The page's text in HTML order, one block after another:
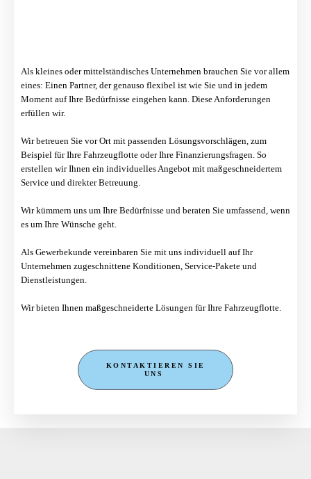
Als kleines oder mittelständisches Unternehmen brauchen Sie vor allem
eines: Einen Partner, der genauso flexibel ist wie Sie und in jedem
Moment auf Ihre Bedürfnisse eingehen kann. Diese Anforderungen
erfüllen wir.
Wir betreuen Sie vor Ort mit passenden Lösungsvorschlägen, zum
Beispiel für Ihre Fahrzeugflotte oder Ihre Finanzierungsfragen. So
erstellen wir Ihnen ein individuelles Angebot mit maßgeschneidertem
Service und direkter Betreuung.
Wir kümmern uns um Ihre Bedürfnisse und beraten Sie umfassend, wenn
es um Ihre Wünsche geht.
Als Gewerbekunde vereinbaren Sie mit uns individuell auf Ihr
Unternehmen zugeschnittene Konditionen, Service-Pakete und
Dienstleistungen.
Wir bieten Ihnen maßgeschneiderte Lösungen für Ihre Fahrzeugflotte.
KONTAKTIEREN SIE
UNS